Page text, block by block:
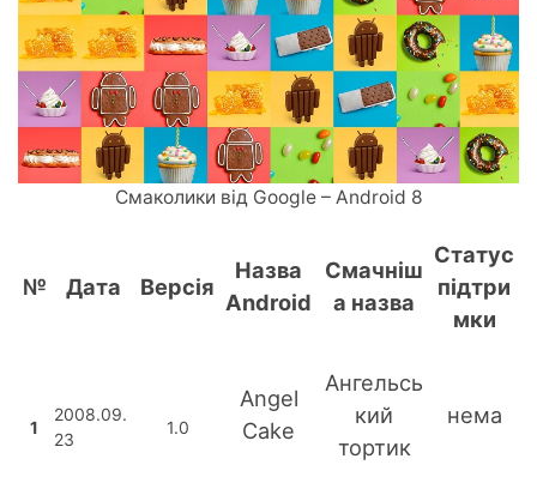
Смаколики від Google – Android 8
№ Дата Версія
Назва
Android
Смачніш
а назва
Статус
підтри
мки
1
2008.09.
23
1.0
Angel
Cake
Ангельсь
кий
тортик
нема